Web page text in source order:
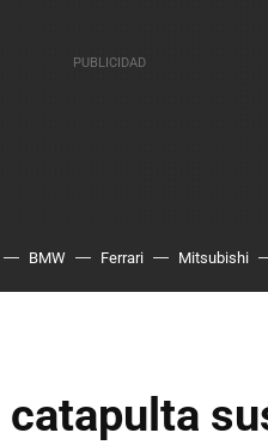
BMW Ferrari Mitsubishi